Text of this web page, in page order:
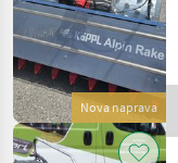
Nova naprava